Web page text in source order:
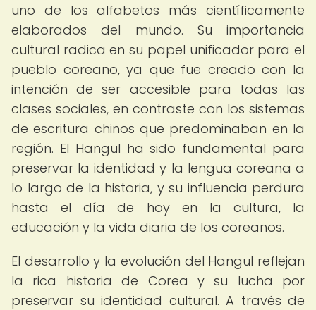
uno de los alfabetos más científicamente
elaborados del mundo. Su importancia
cultural radica en su papel unificador para el
pueblo coreano, ya que fue creado con la
intención de ser accesible para todas las
clases sociales, en contraste con los sistemas
de escritura chinos que predominaban en la
región. El Hangul ha sido fundamental para
preservar la identidad y la lengua coreana a
lo largo de la historia, y su influencia perdura
hasta el día de hoy en la cultura, la
educación y la vida diaria de los coreanos.
El desarrollo y la evolución del Hangul reflejan
la rica historia de Corea y su lucha por
preservar su identidad cultural. A través de